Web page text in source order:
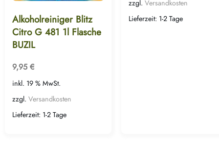
Alkoholreiniger Blitz
Citro G 481 1l Flasche
BUZIL
9,95 €
inkl. 19 % MwSt.
zzgl. Versandkosten
Lieferzeit: 1-2 Tage
zzgl. Versandkosten
Lieferzeit: 1-2 Tage